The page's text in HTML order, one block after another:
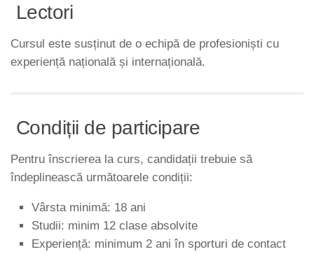
Lectori
Cursul este susținut de o echipă de profesioniști cu
experiență națională și internațională.
Condiții de participare
Pentru înscrierea la curs, candidații trebuie să
îndeplinească următoarele condiții:
Vârsta minimă: 18 ani
Studii: minim 12 clase absolvite
Experiență: minimum 2 ani în sporturi de contact